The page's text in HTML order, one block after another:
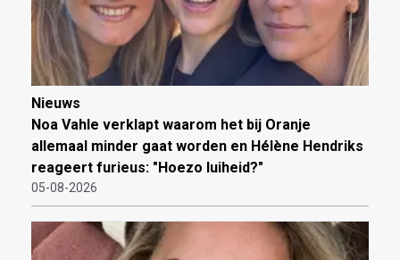
Nieuws
Noa Vahle verklapt waarom het bij Oranje
allemaal minder gaat worden en Hélène Hendriks
reageert furieus: "Hoezo luiheid?"
05-08-2026